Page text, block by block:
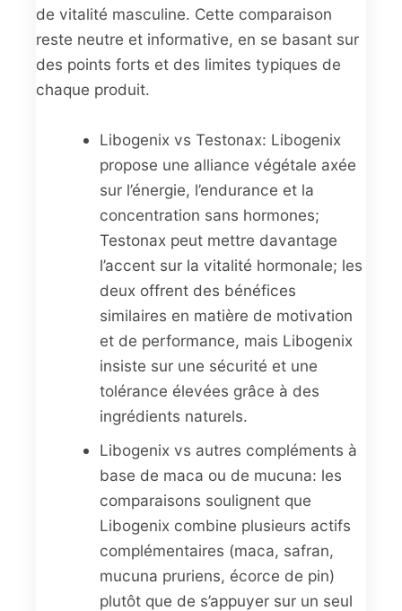
de vitalité masculine. Cette comparaison
reste neutre et informative, en se basant sur
des points forts et des limites typiques de
chaque produit.
Libogenix vs Testonax: Libogenix
propose une alliance végétale axée
sur l’énergie, l’endurance et la
concentration sans hormones;
Testonax peut mettre davantage
l’accent sur la vitalité hormonale; les
deux offrent des bénéfices
similaires en matière de motivation
et de performance, mais Libogenix
insiste sur une sécurité et une
tolérance élevées grâce à des
ingrédients naturels.
Libogenix vs autres compléments à
base de maca ou de mucuna: les
comparaisons soulignent que
Libogenix combine plusieurs actifs
complémentaires (maca, safran,
mucuna pruriens, écorce de pin)
plutôt que de s’appuyer sur un seul